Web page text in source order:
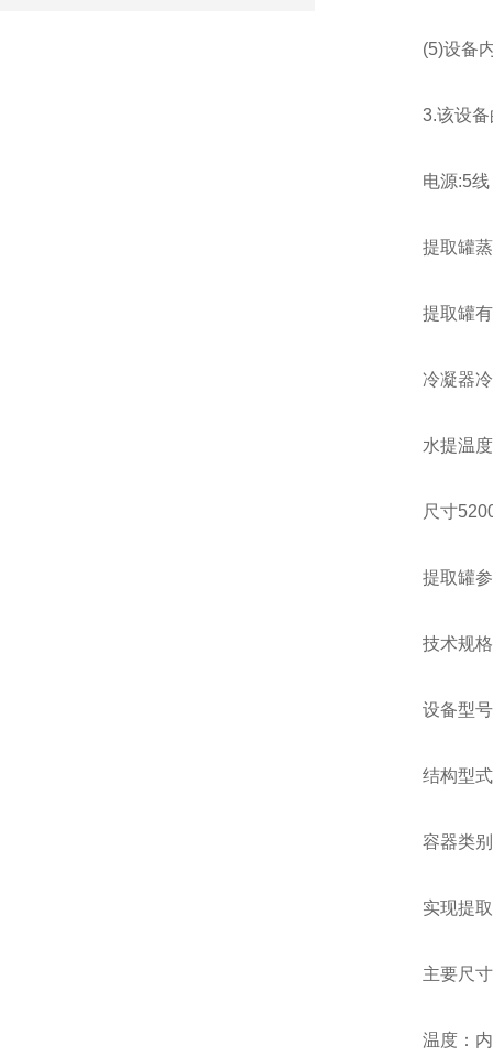
(5)设备内
3.该设备
电源:5线
提取罐蒸
提取罐有
冷凝器冷
水提温度
尺寸
提取罐参
技术规格
设备型号
结构型式
容器类别
实现提取
主要尺寸
温度：内